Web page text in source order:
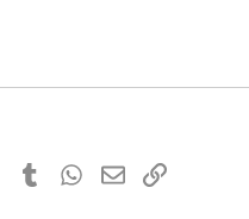
PinterestTumblrWhatsApp
E-MailLink